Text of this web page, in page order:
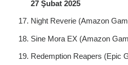
27 Şubat 2025
Night Reverie (Amazon
Sine Mora EX (Amazon
Redemption Reapers (Epic